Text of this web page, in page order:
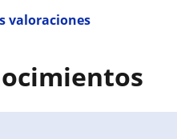
valoraciones